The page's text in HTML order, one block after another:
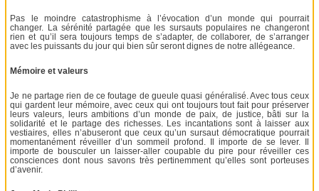
Pas le moindre catastrophisme à l’évocation d’un monde qui pourrait
changer. La sérénité partagée que les sursauts populaires ne changeront
rien et qu’il sera toujours temps de s’adapter, de collaborer, de s’arranger
avec les puissants du jour qui bien sûr seront dignes de notre allégeance.
Mémoire et valeurs
Je ne partage rien de ce foutage de gueule quasi généralisé. Avec tous ceux
qui gardent leur mémoire, avec ceux qui ont toujours tout fait pour préserver
leurs valeurs, leurs ambitions d’un monde de paix, de justice, bâti sur la
solidarité et le partage des richesses. Les incantations sont à laisser aux
vestiaires, elles n’abuseront que ceux qu’un sursaut démocratique pourrait
momentanément réveiller d’un sommeil profond. Il importe de se lever. Il
importe de bousculer un laisser-aller coupable du pire pour réveiller ces
consciences dont nous savons très pertinemment qu’elles sont porteuses
d’avenir.